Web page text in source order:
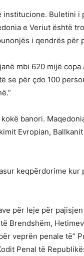
Buletini i
e Veriut është
i qendrës për
mbi 620 mijë
se për çdo 100
banori.
Evropian,
keqpërdorime
për leje për
Brendshëm,
veprën penale të”
Penal të